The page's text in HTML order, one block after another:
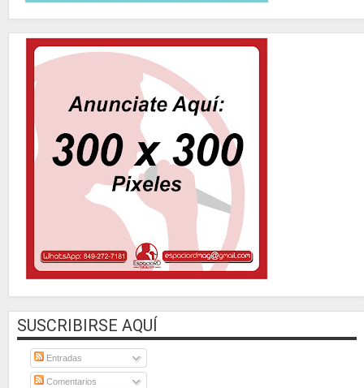
SUSCRIBIRSE AQUÍ
Entradas
Comentarios